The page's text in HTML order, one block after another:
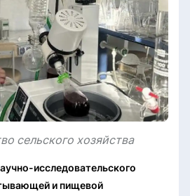
сельского хозяйства
исследовательского
и пищевой